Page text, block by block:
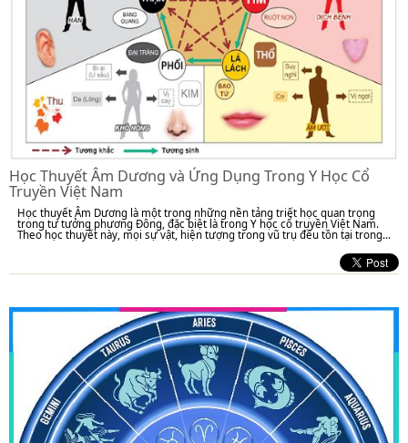
Học Thuyết Âm Dương và Ứng Dụng Trong Y Học Cổ
Truyền Việt Nam
Học thuyết Âm Dương là một trong những nền tảng triết học quan trọng
trong tư tưởng phương Đông, đặc biệt là trong Y học cổ truyền Việt Nam.
Theo học thuyết này, mọi sự vật, hiện tượng trong vũ trụ đều tồn tại trong...